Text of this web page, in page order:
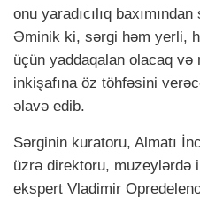
onu yaradıcılıq
Əminik ki, sərgi həm yerli,
üçün yaddaqalan olacaq
inkişafına öz töhfəsini
əlavə edib.
Sərginin kuratoru, Almatı
üzrə direktoru, muzeylərdə
ekspert Vladimir